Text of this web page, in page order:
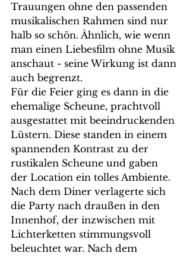
Trauungen ohne den passenden
musikalischen Rahmen sind nur
halb so schön. Ähnlich, wie wenn
man einen Liebesfilm ohne Musik
anschaut - seine Wirkung ist dann
auch begrenzt.
Für die Feier ging es dann in die
ehemalige Scheune, prachtvoll
ausgestattet mit beeindruckenden
Lüstern. Diese standen in einem
spannenden Kontrast zu der
rustikalen Scheune und gaben
der Location ein tolles Ambiente.
Nach dem Diner verlagerte sich
die Party nach draußen in den
Innenhof, der inzwischen mit
Lichterketten stimmungsvoll
beleuchtet war. Nach dem